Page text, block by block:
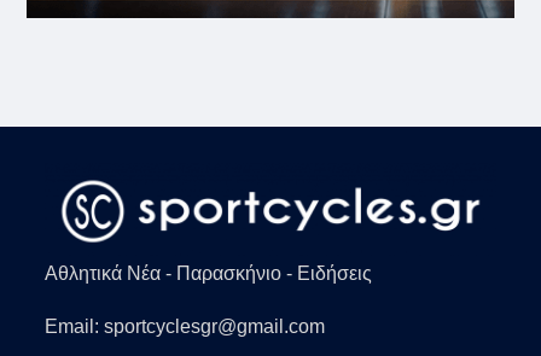
Αθλητικά Νέα - Παρασκήνιο - Ειδήσεις
Email: sportcyclesgr@gmail.com